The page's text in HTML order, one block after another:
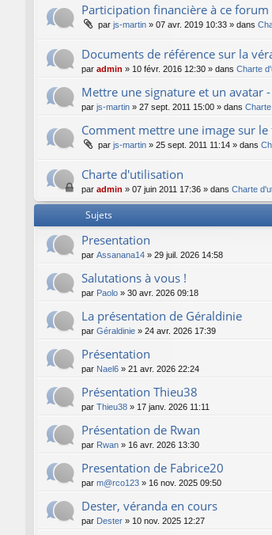
Participation financière à ce forum
par js-martin » 07 avr. 2019 10:33 » dans
Documents de référence sur la
par admin » 10 févr. 2016 12:30 » dans Charte
Mettre une signature et un avatar
par js-martin » 27 sept. 2011 15:00 » dans
Comment mettre une image sur le
par js-martin » 25 sept. 2011 11:14 » dans
Charte d'utilisation
par admin » 07 juin 2011 17:36 » dans Charte
Sujets
Presentation
par Assanana14 » 29 juil. 2026 14:58
Salutations à vous !
par Paolo » 30 avr. 2026 09:18
La présentation de Géraldinie
par Géraldinie » 24 avr. 2026 17:39
Présentation
par Nael6 » 21 avr. 2026 22:24
Présentation Thieu38
par Thieu38 » 17 janv. 2026 11:11
Présentation de Rwan
par Rwan » 16 avr. 2026 13:30
Presentation de Fabrice20
par m@rco123 » 16 nov. 2025 09:50
Dester, véranda en cours
par Dester » 10 nov. 2025 12:27